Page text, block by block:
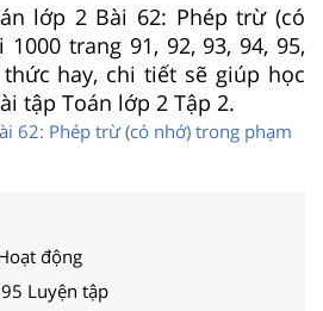
lớp 2 Bài 62: Phép trừ (có
trang 91, 92, 93, 94, 95,
hay, chi tiết sẽ giúp học
tập Toán lớp 2 Tập 2.
62: Phép trừ (có nhớ) trong phạm
động
Luyện tập